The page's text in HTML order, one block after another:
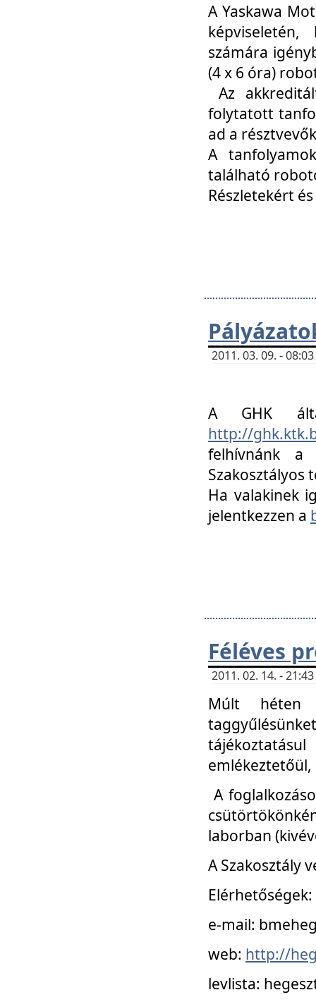
A Yaskawa
számára
(4 x 6 óra)
Az
folytatott
ad a
A
található
Részletekért
2011. 03. 09. -
A GHK
http://
felhívnánk a
Szakosztályos
Ha valakinek
jelentkezzen a
Féléves
2011. 02. 14. -
Múlt héten
emlékeztetőül,
A
laborban
A Szakosztály
Elérhetőségek:
e-mail:
web: http://
levlista: